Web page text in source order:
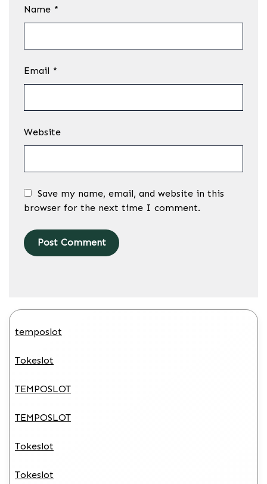
Name *
Email *
Website
Save my name, email, and website in this
browser for the next time I comment.
temposlot
Tokeslot
TEMPOSLOT
TEMPOSLOT
Tokeslot
Tokeslot